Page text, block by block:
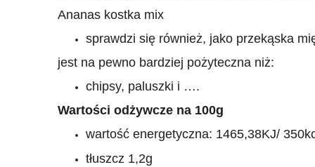
Ananas kostka mix
sprawdzi się również, jako przekąska
jest na pewno bardziej pożyteczna niż:
chipsy, paluszki i ….
Wartości odżywcze na 100g
wartość energetyczna: 1465,38KJ/
tłuszcz 1,2g